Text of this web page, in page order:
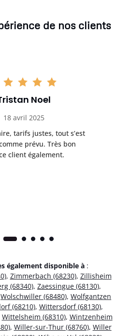
de nos clients
Noel
18 avril 2025
tarifs justes, tout s’est
prévu. Très bon
client également.
également disponible à :
, Zimmerbach (68230), Zillisheim
(68340), Zaessingue (68130),
Wolschwiller (68480), Wolfgantzen
(68210), Wittersdorf (68130),
Wittelsheim (68310), Wintzenheim
, Willer-sur-Thur (68760), Willer